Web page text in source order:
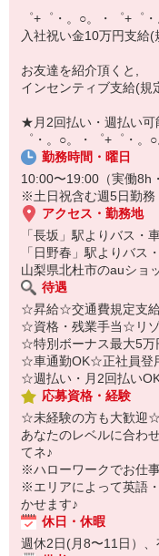
▼人気案件も多数♪
短期・期間限定・オー
上場/優良/大手企業な
【スマホ面接実施中】
￣￣￣￣￣￣￣￣￣
自宅に居ながらスマホ
オンライン面談なので
゜+゜・。○。・゜+゜
入社祝い金10万円支給(
お友達を紹介頂くと,
インセンティブ支給(規
★月2回払い・週払い
゜・。○。・゜+゜・。
勤務時間・曜日
10:00〜19:00（実働8h
※土日祝含む週5日勤務
アクセス・勤務地
「長坂」駅よりバス・
「日野春」駅よりバス
山梨県北杜市のauショ
待遇
☆昇給☆交通費規定支
☆資格・残業手当☆リ
☆特別ボーナス最大5
☆車通勤OK☆正社員登
☆週払い・月2回払い
応募資格・経験
☆未経験の方も大歓
あなたのレベルに合わ
てネ♪
※ハローワークでお仕
※エリアによって英語
かせます♪
休日・休暇
週休2日(月8〜11日）、